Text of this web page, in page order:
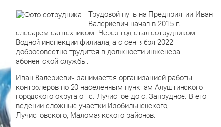
Трудовой путь на Предприятии Иван
Валериевич начал в 2015 г.
слесарем-сантехником. Через год стал сотрудником
Водной инспекции филиала, а с сентября 2022
добросовестно трудится в должности инженера
абонентской службы.
Иван Валериевич занимается организацией работы
контролеров по 20 населенным пунктам Алуштинского
городского округа от с. Лучистое до с. Запрудное. В его
ведении сложные участки Изобильненского,
Лучистовского, Маломаякского районов.